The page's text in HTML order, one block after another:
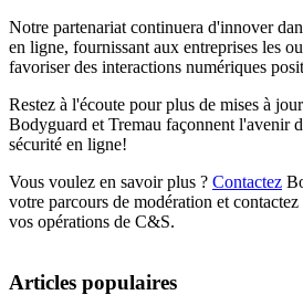
Notre partenariat continuera d'innover
en ligne, fournissant aux entreprises les
favoriser des interactions numériques
Restez à l'écoute pour plus de mises à
Bodyguard et Tremau façonnent l'avenir
sécurité en ligne!
Vous voulez en savoir plus ? Contactez
votre parcours de modération et
vos opérations de C&S.
Articles populaires